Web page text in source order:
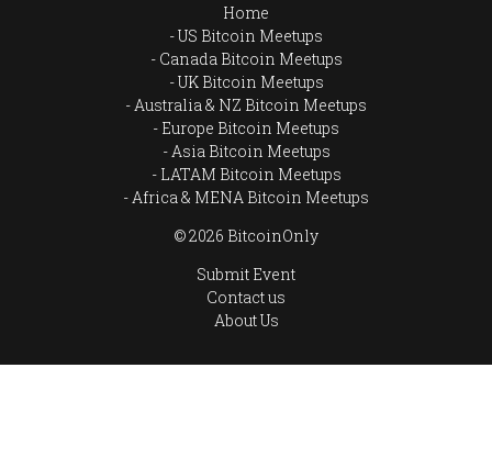
Home
US Bitcoin Meetups
Canada Bitcoin Meetups
UK Bitcoin Meetups
Australia & NZ Bitcoin Meetups
Europe Bitcoin Meetups
Asia Bitcoin Meetups
LATAM Bitcoin Meetups
Africa & MENA Bitcoin Meetups
© 2026 BitcoinOnly
Submit Event
Contact us
About Us